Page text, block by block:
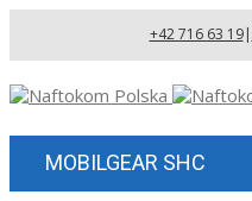
+42 716 63 19|
MOBILGEAR SHC